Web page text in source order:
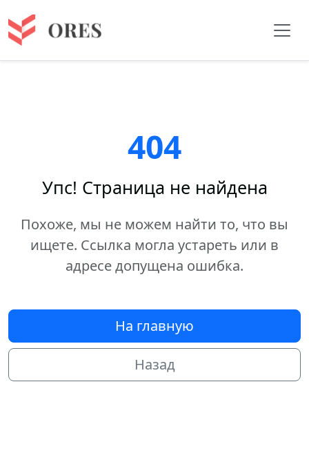
404
Упс! Страница не найдена
Похоже, мы не можем найти то, что вы
ищете. Ссылка могла устареть или в
адресе допущена ошибка.
На главную
Назад